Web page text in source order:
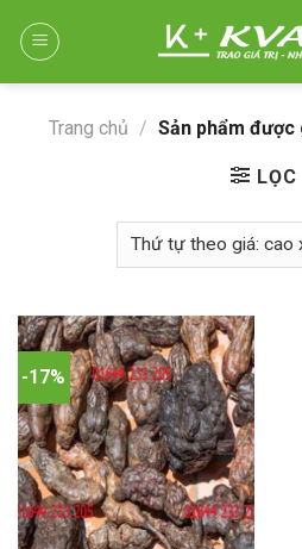
Trang chủ / Sản phẩm được
LỌC
-17%